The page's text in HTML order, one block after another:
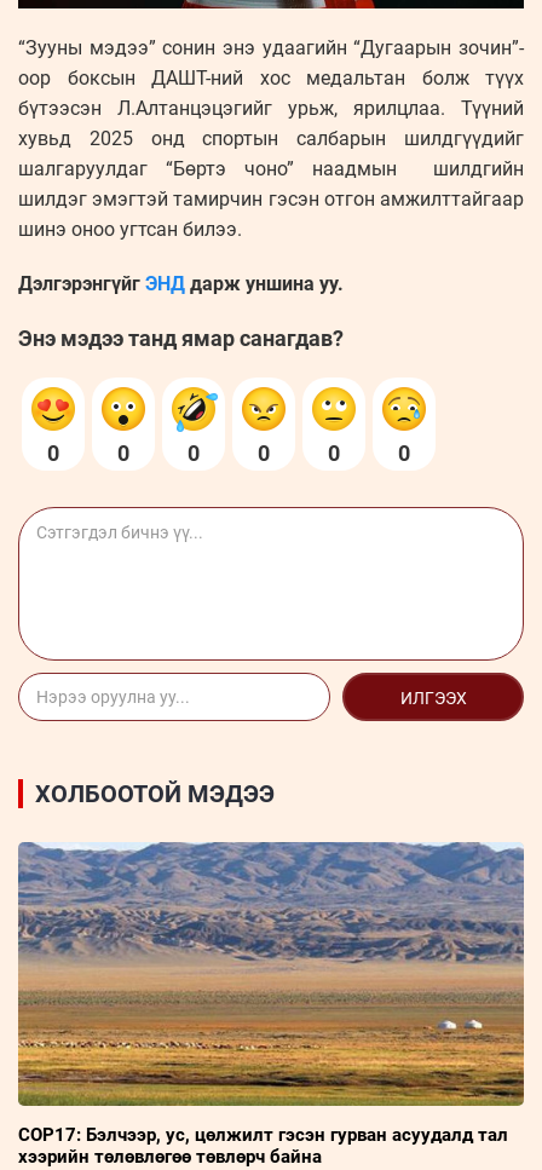
“Зууны мэдээ” сонин энэ удаагийн “Дугаарын зочин”-
оор боксын ДАШТ-ний хос медальтан болж түүх
бүтээсэн Л.Алтанцэцэгийг урьж, ярилцлаа. Түүний
хувьд 2025 онд спортын салбарын шилдгүүдийг
шалгаруулдаг “Бөртэ чоно” наадмын шилдгийн
шилдэг эмэгтэй тамирчин гэсэн отгон амжилттайгаар
шинэ оноо угтсан билээ.
Дэлгэрэнгүйг ЭНД дарж уншина уу.
Энэ мэдээ танд ямар санагдав?
0 0 0 0 0 0
ИЛГЭЭХ
ХОЛБООТОЙ МЭДЭЭ
COP17: Бэлчээр, ус, цөлжилт гэсэн гурван асуудалд тал
хээрийн төлөвлөгөө төвлөрч байна